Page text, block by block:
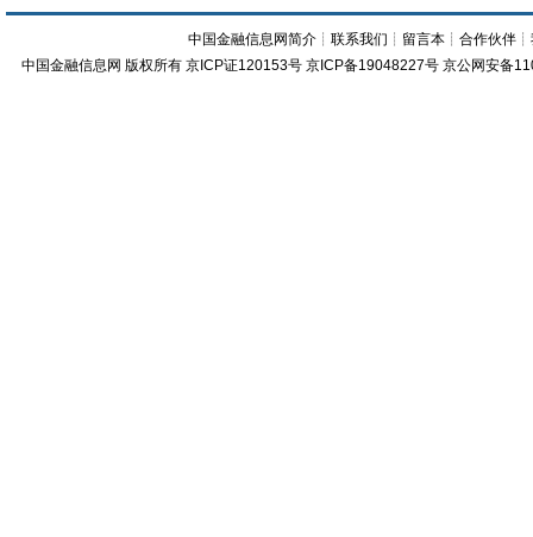
中国金融信息网简介 ┊联系我们 ┊ 留言本 ┊合作伙伴 ┊
中国金融信息网 版权所有 京ICP证120153号 京ICP备19048227号 京公网安备